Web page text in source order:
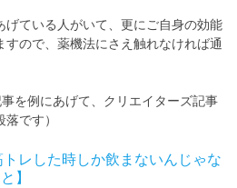
げている人がいて、更にご自身の効能
ので、薬機法にさえ触れなければ通
を例にあげて、クリエイターズ記事
です）
レした時しか飲まないんじゃな
】